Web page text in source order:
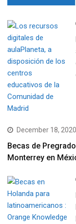
December 18, 2020
Becas de
Monterrey en